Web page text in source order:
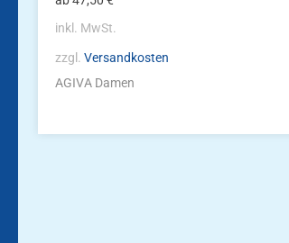
inkl. MwSt.
zzgl.Versandkosten
AGIVA Damen